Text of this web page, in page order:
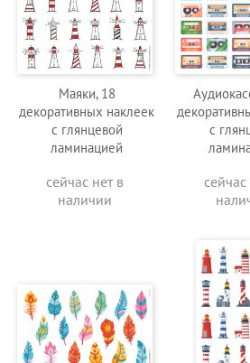
Маяки, 18
декоративных наклеек
с глянцевой
ламинацией
сейчас нет в
наличии
с
сейчас